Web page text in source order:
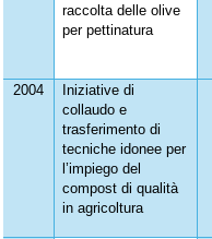
raccolta delle olive
per pettinatura
2004
Iniziative di
collaudo e
trasferimento di
tecniche idonee per
l’impiego del
compost di qualità
in agricoltura